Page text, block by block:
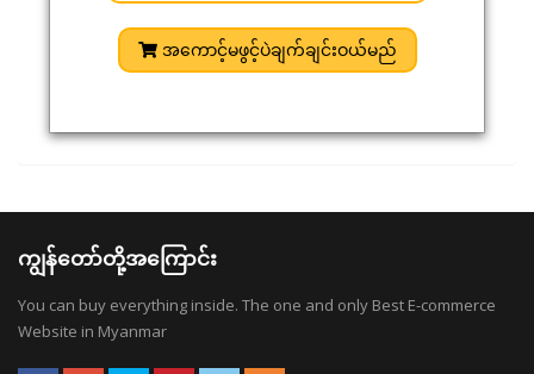
အကောင့်မဖွင့်ပဲချက်ချင်းဝယ်မည်
ကျွန်တော်တို့အကြောင်း
You can buy everything inside. The one and only Best E-commerce
Website in Myanmar